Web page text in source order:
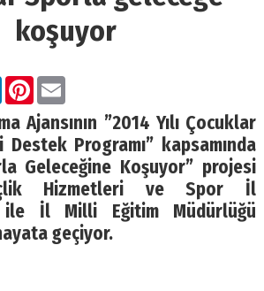
koşuyor
LinkedIn
Pinterest
Email
Ajansının ”2014 Yılı Çocuklar
Programı” kapsamında
Geleceğine Koşuyor” projesi
Hizmetleri ve Spor İl
ile İl Milli Eğitim Müdürlüğü
geçiyor.